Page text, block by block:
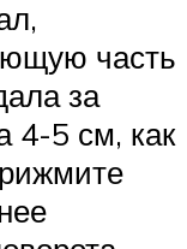
часть
за
4-5 см, как